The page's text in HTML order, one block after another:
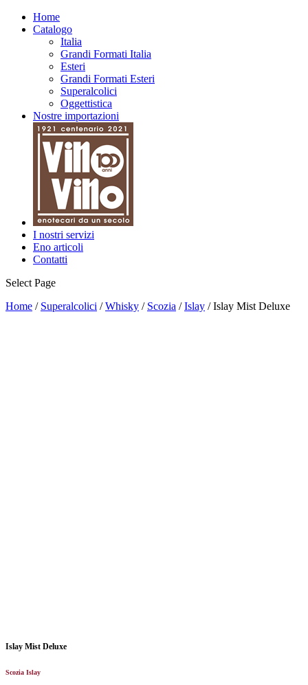
Home
Catalogo
Italia
Grandi Formati Italia
Esteri
Grandi Formati Esteri
Superalcolici
Oggettistica
Nostre importazioni
I nostri servizi
Eno articoli
Contatti
Select Page
Home / Superalcolici /Whisky / Scozia /Islay / Islay Mist Deluxe
Islay Mist Deluxe
Scozia Islay